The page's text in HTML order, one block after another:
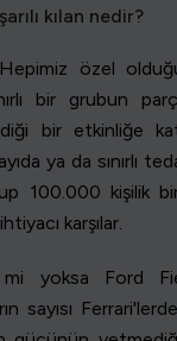
kılan nedir?
Hepimiz özel
bir grubun
bir etkinliğe
ya da sınırlı
100.000 kişilik
karşılar.
yoksa Ford
sayısı